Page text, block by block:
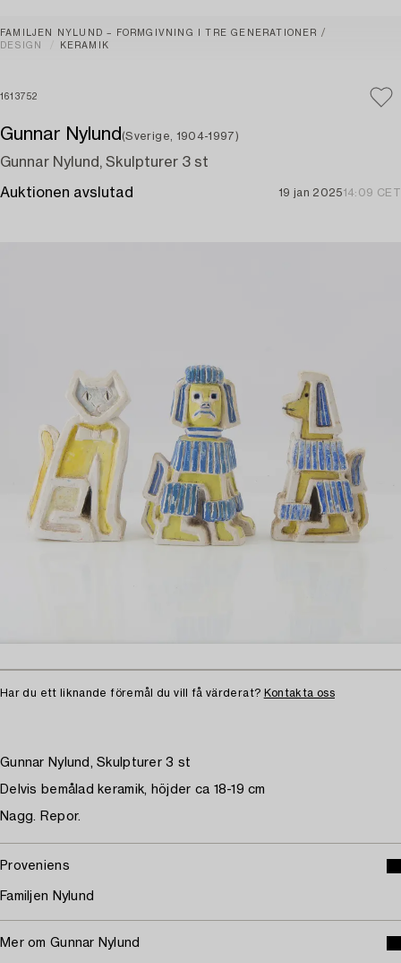
FAMILJEN NYLUND – FORMGIVNING I TRE GENERATIONER
DESIGN
KERAMIK
1613752
Gunnar Nylund (Sverige, 1904-1997)
Gunnar Nylund, Skulpturer 3 st
Auktionen avslutad 19 jan 202514:09 CET
Har du ett liknande föremål du vill få värderat? Kontakta oss
Gunnar Nylund, Skulpturer 3 st
Delvis bemålad keramik, höjder ca 18-19 cm
Nagg. Repor.
Proveniens
Familjen Nylund
Mer om Gunnar Nylund